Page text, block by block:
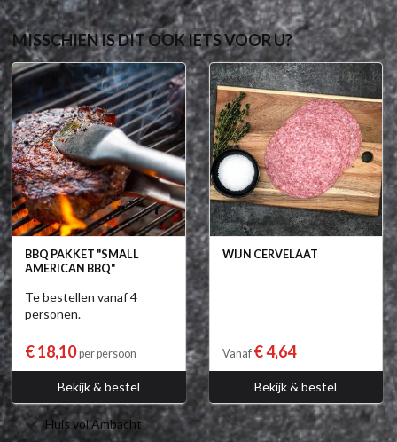
MISSCHIEN IS DIT OOK IETS VOOR U?
BBQ PAKKET "SMALL
AMERICAN BBQ"
Te bestellen vanaf 4
personen.
€ 18,10per persoon
Bekijk & bestel
WIJN CERVELAAT
Vanaf € 4,64
Bekijk & bestel
Huis vol Ambacht